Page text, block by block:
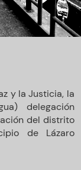
y la Justicia, la
delegación
del distrito
de Lázaro